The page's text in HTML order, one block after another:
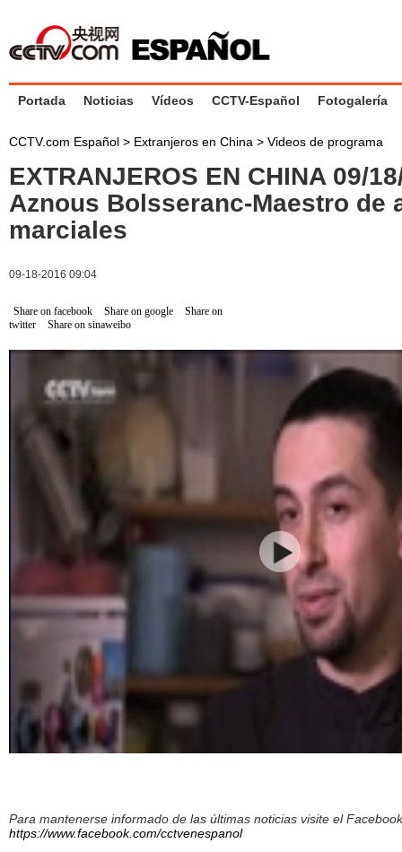
Portada Noticias Vídeos CCTV-Español Fotogalería
CCTV.com Español > Extranjeros en China > Videos de programa
EXTRANJEROS EN CHINA 09/
Aznous Bolsseranc-Maestro de
marciales
09-18-2016 09:04
Share on facebook Share on google
Share on
twitter
Share on sinaweibo
Para mantenerse informado de las últimas noticias visite el
https://www.facebook.com/cctvenespanol